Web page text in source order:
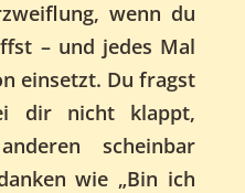
wenn du
– und jedes Mal
einsetzt. Du fragst
dir nicht klappt,
scheinbar
wie „Bin ich